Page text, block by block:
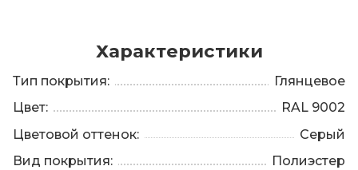
Характеристики
Тип покрытия:
Глянцевое
Цвет:
RAL 9002
Цветовой оттенок:
Серый
Вид покрытия:
Полиэстер